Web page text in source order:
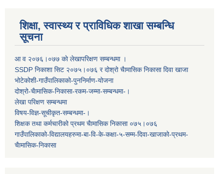
शिक्षा, स्वास्थ्य र प्राविधिक शाखा सम्बन्धि
सूचना
आ व २०७६।०७७ काे लेखापरिक्षण सम्बन्धमा ।
SSDP निकाशा सिट २०७५।०७६ र दोश्रो चैामासिक निकासा दिवा खाजा
भोटेकोशी-गाउँपालिकाको-पुननिर्माण-योजना
दोश्रो-चैामासिक-निकासा-रकम-जम्मा-सम्बन्धमा-।
लेखा परिक्षण सम्बन्धमा
विषय-विज्ञ-सूचीकृत-सम्बन्धमा-।
शिक्षक तथा कर्मचारीको प्रथम च‌ैामासिक निकासा ०७५।०७६
गाउँपालिकाको-विद्यालयहरुमा-बा-वि-के-कक्षा-५-सम्म-दिवा-खाजाको-प्रथम-
चैामासिक-निकासा